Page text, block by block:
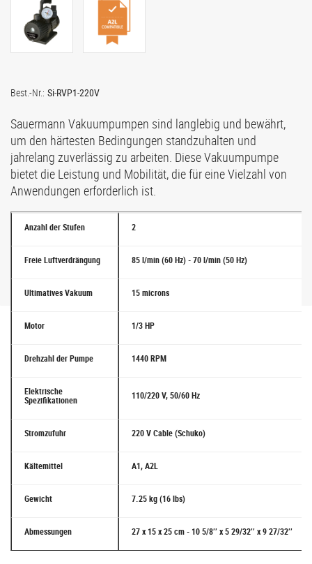
Best.-Nr.: Si-RVP1-220V
Sauermann Vakuumpumpen sind langlebig und bewährt,
um den härtesten Bedingungen standzuhalten und
jahrelang zuverlässig zu arbeiten. Diese Vakuumpumpe
bietet die Leistung und Mobilität, die für eine Vielzahl von
Anwendungen erforderlich ist.
Anzahl der Stufen 2
Freie Luftverdrängung 85 l/min (60 Hz) - 70 l/min (50 Hz)
Ultimatives Vakuum 15 microns
Motor 1/3 HP
Drehzahl der Pumpe 1440 RPM
Elektrische
Spezifikationen 110/220 V, 50/60 Hz
Stromzufuhr 220 V Cable (Schuko)
Kältemittel A1, A2L
Gewicht 7.25 kg (16 lbs)
Abmessungen 27 x 15 x 25 cm - 10 5/8’’ x 5 29/32’’ x 9 27/32’’